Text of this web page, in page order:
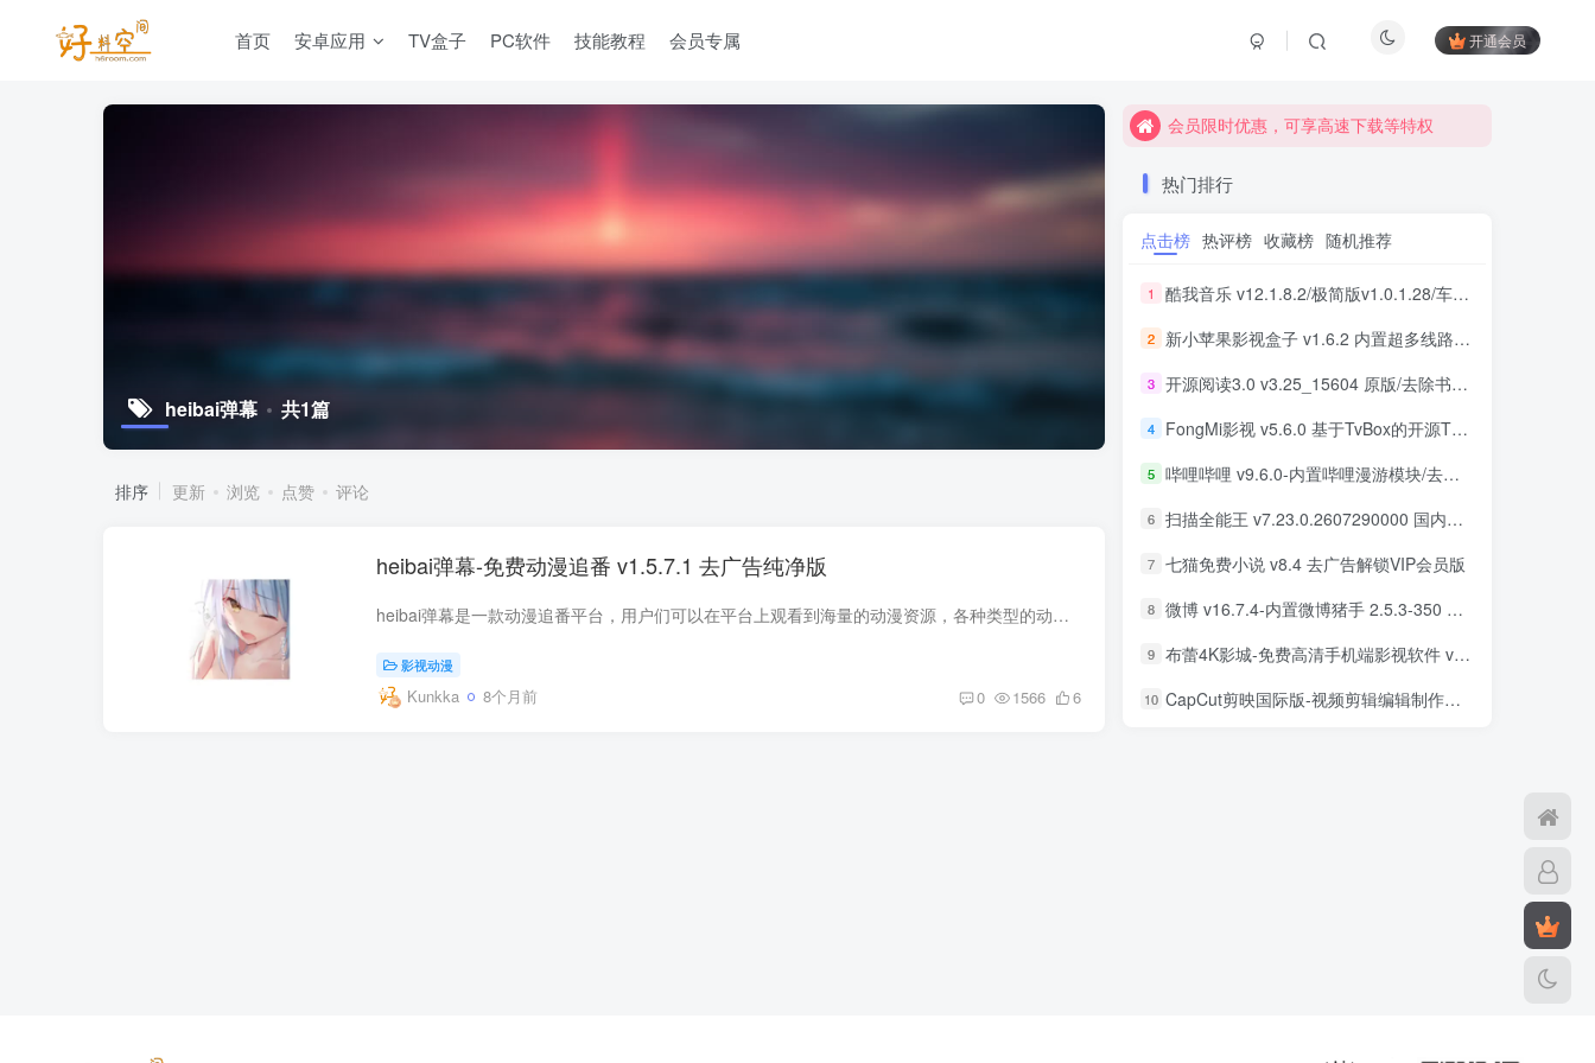
首页 安卓应用 TV盒子 PC软件 技能教程 会员专属 开通会员
heibai弹幕 共1篇
排序 更新 浏览 点赞 评论
heibai弹幕-免费动漫追番 v1.5.7.1 去广告纯净版
heibai弹幕是一款动漫追番平台，用户们可以在平台上观看到海量的动漫资源，各种类型的动漫，拥有非常丰富的漫画和动漫资源，不管是什么题材的，什么都有包含在内，上新的速度非常的快，都会在第...
影视动漫
Kunkka 8个月前 0 1566 6
会员限时优惠，可享高速下载等特权
会员限时优惠，可享高速下载等特权
热门排行
点击榜 热评榜 收藏榜 随机推荐
1 酷我音乐 v12.1.8.2/极简版v1.0.1.28/车机版v7.6.2.21 去广告解锁会员版最新可用版
2 新小苹果影视盒子 v1.6.2 内置超多线路 免捐赠版
3 开源阅读3.0 v3.25_15604 原版/去除书源限制/内置书源版 及 2025.09月书源
4 FongMi影视 v5.6.0 基于TvBox的开源TV盒子&安卓影视播放器
5 哔哩哔哩 v9.6.0-内置哔哩漫游模块/去广告精简优化版
6 扫描全能王 v7.23.0.2607290000 国内版/国际版 解锁本地会员
7 七猫免费小说 v8.4 去广告解锁VIP会员版
8 微博 v16.7.4-内置微博猪手 2.5.3-350 去广告净化模块-支持安卓15
9 布蕾4K影城-免费高清手机端影视软件 v3.5.1 去广告纯净版
10 CapCut剪映国际版-视频剪辑编辑制作工具 v18.8.0 解锁专业版